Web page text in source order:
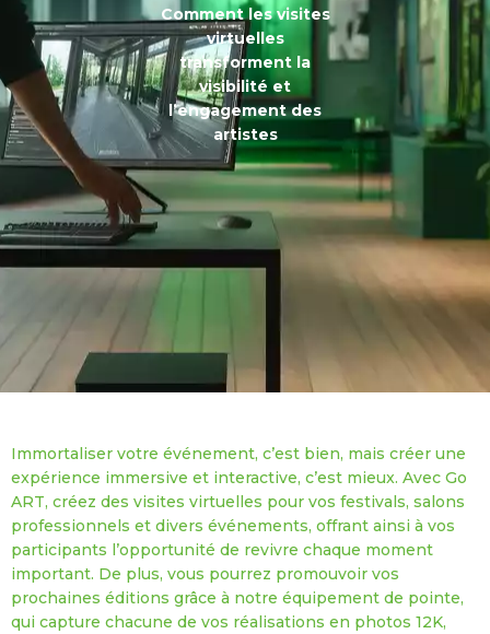
Comment les visites
virtuelles
transforment la
visibilité et
l’engagement des
artistes
Immortaliser votre événement, c’est bien, mais créer une
expérience immersive et interactive, c’est mieux. Avec Go
ART, créez des visites virtuelles pour vos festivals, salons
professionnels et divers événements, offrant ainsi à vos
participants l’opportunité de revivre chaque moment
important. De plus, vous pourrez promouvoir vos
prochaines éditions grâce à notre équipement de pointe,
qui capture chacune de vos réalisations en photos 12K,